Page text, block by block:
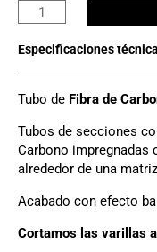
Tubo
Carbono
3K
x
20mm
cantidad
Tubo de Fibra de
Tubos de secciones
Carbono impregnadas
alrededor de una
Acabado con efecto
Cortamos las varillas